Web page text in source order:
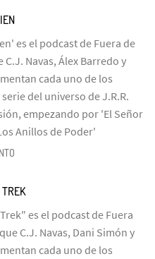
es el podcast de Fuera de
C.J. Navas, Álex Barredo y
cada uno de los
del universo de J.R.R.
empezando por 'El Señor
Anillos de Poder'
es el podcast de Fuera
C.J. Navas, Dani Simón y
cada uno de los